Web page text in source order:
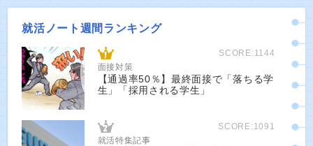
就活ノート週間ランキング
SCORE:1144
面接対策
【通過率50％】最終面接で「落ちる学
生」「採用される学生」
SCORE:1091
就活特集記事